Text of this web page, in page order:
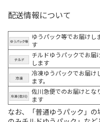
配送情報について
ゆうパック等でお届けし
す
チルドゆうパックでお届
します
冷凍ゆうパックでお届け
ます。
佐川急便でのお届けとな
ます
なお、「普通ゆうパック」